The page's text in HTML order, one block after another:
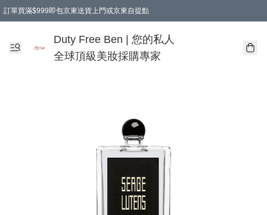
訂單買滿$999即包京東送貨上門或京東自提點
Duty Free Ben | 您的私人
全球頂級美妝採購專家